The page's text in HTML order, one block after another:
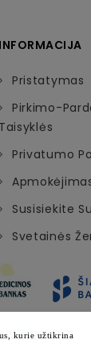
INFORMACIJA
Pristatymas
Pirkimo-
Taisyklės
Privatumo
Susisiekite
Svetainės
kurie užtikrina